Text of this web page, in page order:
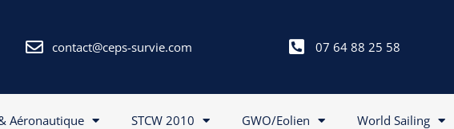
contact@ceps-survie.com 07 64 88 25 58
Aéronautique STCW 2010 GWO/Eolien World Sailing